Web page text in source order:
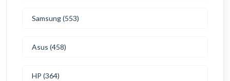
Samsung (553)
Asus (458)
HP (364)